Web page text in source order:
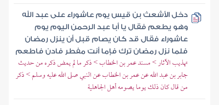
دخل الأشعث بن قيس يوم عاشوراء على عبد الله
وهو يطعم فقال يا أبا عبد الرحمن اليوم يوم
عاشوراء فقال قد كان يصام قبل أن ينزل رمضان
فلما نزل رمضان ترك فإما أنت مفطر فادن فاطعم
تهذيب الآثار > مسند عمر بن الخطاب > ذكر ما لم يمض ذكره من حديث
جابر بن عبد الله عن عمر بن الخطاب عن النبي صلى الله عليه وسلم > ذكر
من قال كان ذلك يوما يصومه أهل الجاهلية